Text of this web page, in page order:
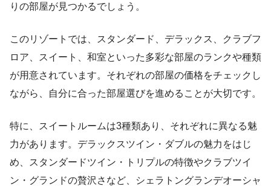
りの部屋が見つかるでしょう。
このリゾートでは、スタンダード、デラックス、クラブフ
ロア、スイート、和室といった多彩な部屋のランクや種類
が用意されています。それぞれの部屋の価格をチェックし
ながら、自分に合った部屋選びを進めることが大切です。
特に、スイートルームは3種類あり、それぞれに異なる魅
力があります。デラックスツイン・ダブルの魅力をはじ
め、スタンダードツイン・トリプルの特徴やクラブツイ
ン・グランドの贅沢さなど、シェラトングランデオーシャ